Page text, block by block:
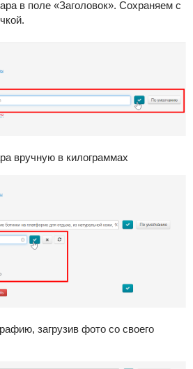
в поле «Заголовок». Сохраняем с
вручную в килограммах
загрузив фото со своего